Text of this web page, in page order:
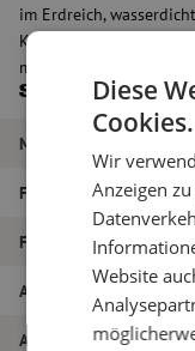
im Erdreich,
Kabeleinführung über
max. 9mm.
Marke
Farbe
Faseranzahl
Artikelname
Artikel Nummer
Diese
Cookies.
Wir
Anzeigen
Website